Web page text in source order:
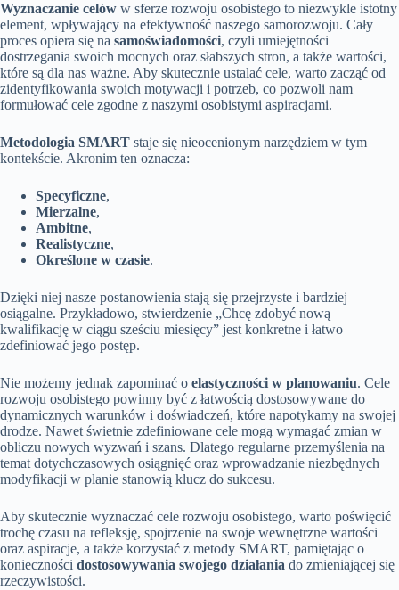
Wyznaczanie celów w sferze rozwoju osobistego to niezwykle istotny
element, wpływający na efektywność naszego samorozwoju. Cały
proces opiera się na samoświadomości, czyli umiejętności
dostrzegania swoich mocnych oraz słabszych stron, a także wartości,
które są dla nas ważne. Aby skutecznie ustalać cele, warto zacząć od
zidentyfikowania swoich motywacji i potrzeb, co pozwoli nam
formułować cele zgodne z naszymi osobistymi aspiracjami.
Metodologia SMART staje się nieocenionym narzędziem w tym
kontekście. Akronim ten oznacza:
Specyficzne,
Mierzalne,
Ambitne,
Realistyczne,
Określone w czasie.
Dzięki niej nasze postanowienia stają się przejrzyste i bardziej
osiągalne. Przykładowo, stwierdzenie „Chcę zdobyć nową
kwalifikację w ciągu sześciu miesięcy” jest konkretne i łatwo
zdefiniować jego postęp.
Nie możemy jednak zapominać o elastyczności w planowaniu. Cele
rozwoju osobistego powinny być z łatwością dostosowywane do
dynamicznych warunków i doświadczeń, które napotykamy na swojej
drodze. Nawet świetnie zdefiniowane cele mogą wymagać zmian w
obliczu nowych wyzwań i szans. Dlatego regularne przemyślenia na
temat dotychczasowych osiągnięć oraz wprowadzanie niezbędnych
modyfikacji w planie stanowią klucz do sukcesu.
Aby skutecznie wyznaczać cele rozwoju osobistego, warto poświęcić
trochę czasu na refleksję, spojrzenie na swoje wewnętrzne wartości
oraz aspiracje, a także korzystać z metody SMART, pamiętając o
konieczności dostosowywania swojego działania do zmieniającej się
rzeczywistości.